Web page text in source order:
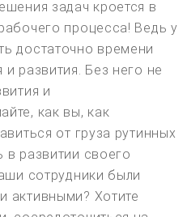
задач кроется в
процесса! Ведь у
достаточно времени
развития. Без него не
и
как вы, как
от груза рутинных
в развитии своего
сотрудники были
активными? Хотите